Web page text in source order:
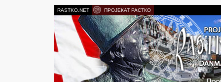
RASTKO.NET ПРОЈЕКАТ РАСТКО